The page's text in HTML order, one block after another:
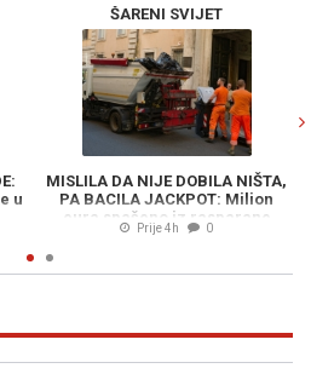
u
ŠARENI SVIJET
MISLILA DA NIJE DOBILA NIŠTA,
PA BACILA JACKPOT: Milion
eura spašeno iz rasparane
vreće
Prije 4h 0